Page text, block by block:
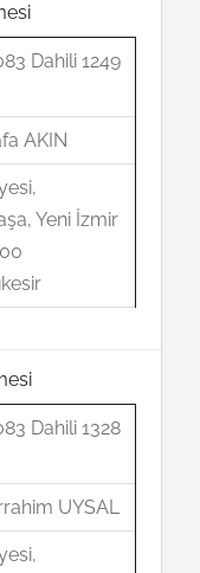
Dahili 1249
AKIN
Yeni İzmir
Dahili 1328
UYSAL